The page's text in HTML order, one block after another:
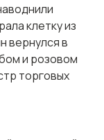
клетку из
вернулся в
и розовом
торговых